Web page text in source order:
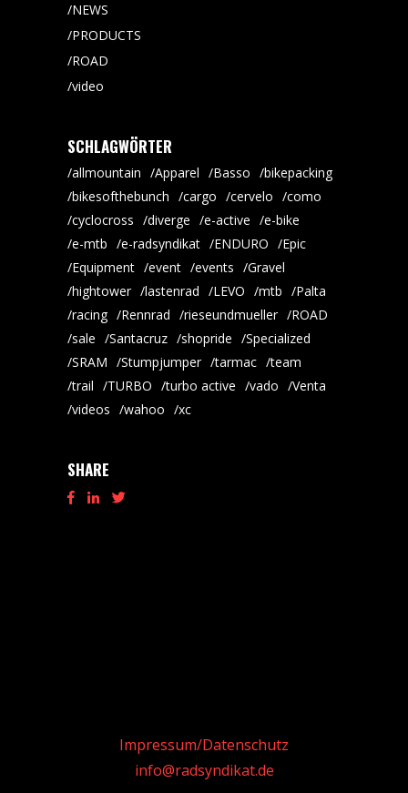
NEWS
PRODUCTS
ROAD
video
SCHLAGWÖRTER
allmountain Apparel Basso
bikepacking
bikesofthebunch
cargo cervelo
como
cyclocross
diverge e-active
e-bike
e-mtb
e-radsyndikat ENDURO
Epic
Equipment
event events
Gravel
hightower
lastenrad LEVO mtb
Palta
racing
Rennrad rieseundmueller
ROAD
sale
Santacruz shopride
Specialized
SRAM
Stumpjumper tarmac
team
trail
TURBO turbo active vado
Venta
videos
wahoo xc
SHARE
Impressum/Datenschutz
info@radsyndikat.de